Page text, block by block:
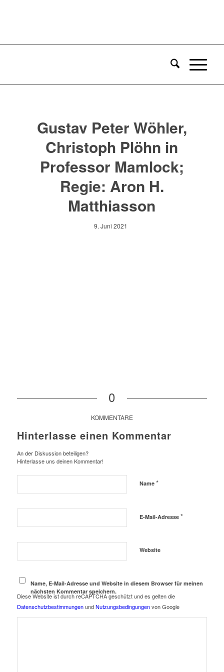
Gustav Peter Wöhler,
Christoph Plöhn in
Professor Mamlock;
Regie: Aron H.
Matthiasson
9. Juni 2021
0
KOMMENTARE
Hinterlasse einen Kommentar
An der Diskussion beteiligen?
Hinterlasse uns deinen Kommentar!
Name *
E-Mail-Adresse *
Website
Name, E-Mail-Adresse und Website in diesem Browser für meinen
nächsten Kommentar speichern.
Diese Website ist durch reCAPTCHA geschützt und es gelten die
DatenschutzbestimmungenundNutzungsbedingungenvon Google